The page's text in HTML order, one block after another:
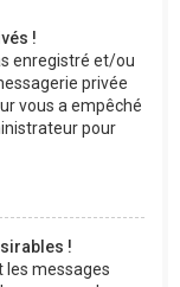
!
enregistré et/ou
privée
vous a empêché
pour
!
messages